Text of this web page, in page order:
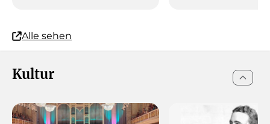
Alle sehen
Kultur